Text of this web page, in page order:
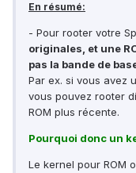
En résumé:
- Pour rooter votre
originales, et une
pas la bande de
Par ex. si vous avez
vous pouvez rooter
ROM plus récente.
Pourquoi donc un
Le kernel pour ROM